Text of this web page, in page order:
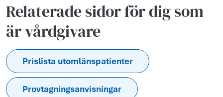
Relaterade sidor för dig som
är vårdgivare
Prislista utomlänspatienter
Provtagningsanvisningar